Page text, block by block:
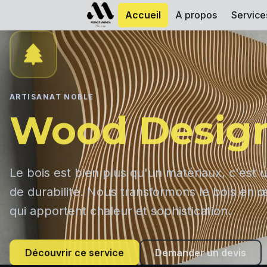
Accueil A propos
ARTISANAT NOBLE
Wood
Le bois est bien plus qu'un matériaux, c'est
de durabilité. Nous transformons le bois en
qui apportent chaleur et sophistication.
Découvrir ce service Demander un devis